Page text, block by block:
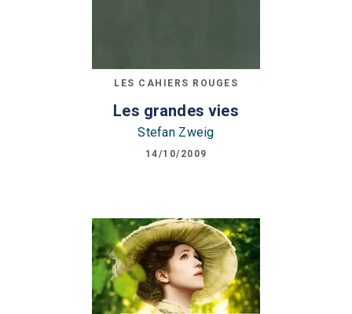
LES CAHIERS ROUGES
Les grandes vies
Stefan Zweig
14/10/2009